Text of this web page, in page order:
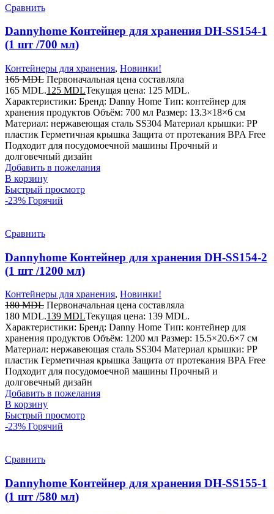
Сравнить
Dannyhome Контейнер для хранения DH-SS154-1
(1 шт /700 мл)
Контейнеры для хранения, Новинки!
165MDL Первоначальная цена составляла
165 MDL.125 MDLТекущая цена: 125 MDL.
Характеристики: Бренд: Danny Home Тип: контейнер для
хранения продуктов Объём: 700 мл Размер: 13.3×18×6 см
Материал: нержавеющая сталь SS304 Материал крышки: PP
пластик Герметичная крышка Защита от протекания BPA Free
Подходит для посудомоечной машины Прочный и
долговечный дизайн
Добавить в пожелания
В корзину
Быстрый просмотр
-23% Горячий
Сравнить
Dannyhome Контейнер для хранения DH-SS154-2
(1 шт /1200 мл)
Контейнеры для хранения, Новинки!
180MDL Первоначальная цена составляла
180 MDL.139 MDLТекущая цена: 139 MDL.
Характеристики: Бренд: Danny Home Тип: контейнер для
хранения продуктов Объём: 1200 мл Размер: 15.5×20.6×7 см
Материал: нержавеющая сталь SS304 Материал крышки: PP
пластик Герметичная крышка Защита от протекания BPA Free
Подходит для посудомоечной машины Прочный и
долговечный дизайн
Добавить в пожелания
В корзину
Быстрый просмотр
-23% Горячий
Сравнить
Dannyhome Контейнер для хранения DH-SS155-1
(1 шт /580 мл)